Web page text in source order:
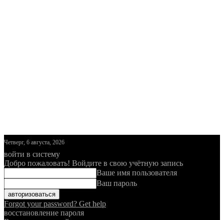
Четверг, 6 августа, 2026
войти в систему
Добро пожаловать! Войдите в свою учётную запись
Ваше имя пользователя
Ваш пароль
Forgot your password? Get help
восстановление пароля